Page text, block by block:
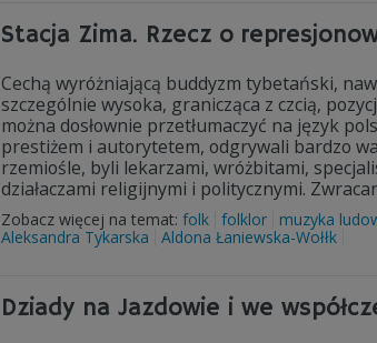
Stacja Zima. Rzecz o
Cechą wyróżniającą buddyzm tybetański,
szczególnie wysoka, granicząca z czcią,
można dosłownie przetłumaczyć na język
prestiżem i autorytetem, odgrywali bardzo
rzemiośle, byli lekarzami, wróżbitami,
działaczami religijnymi i politycznymi.
Zobacz więcej na temat: folk folklor muzyka
Aleksandra Tykarska
Aldona Łaniewska-Wołłk
Dziady na Jazdowie i we